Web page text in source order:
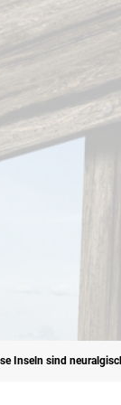
Inseln sind